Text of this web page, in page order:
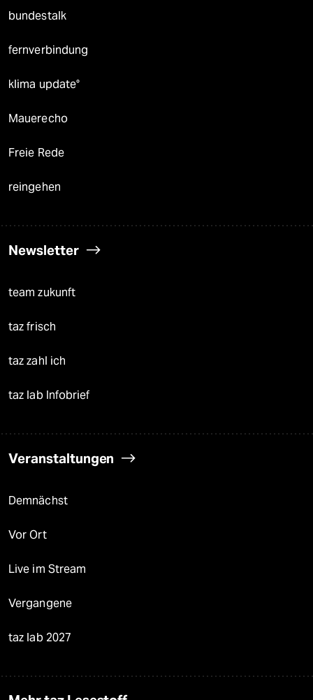
bundestalk
fernverbindung
klima update°
Mauerecho
Freie Rede
reingehen
Newsletter
team zukunft
taz frisch
taz zahl ich
taz lab Infobrief
Veranstaltungen
Demnächst
Vor Ort
Live im Stream
Vergangene
taz lab 2027